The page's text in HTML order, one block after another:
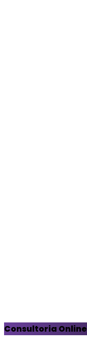
Consultoria Online